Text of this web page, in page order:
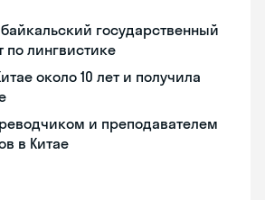
государственный
по лингвистике
около 10 лет и получила
и преподавателем
в Китае